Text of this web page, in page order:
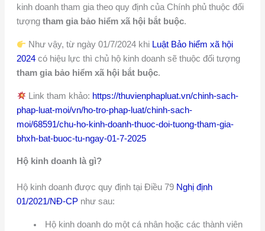
kinh doanh tham gia theo quy định của Chính phủ thuộc đối
tượng tham gia bảo hiểm xã hội bắt buộc.
Như vậy, từ ngày 01/7/2024 khi Luật Bảo hiểm xã hội
2024có hiệu lực thì chủ hộ kinh doanh sẽ thuộc đối tượng
tham gia bảo hiểm xã hội bắt buộc.
Link tham khảo: https://thuvienphapluat.vn/chinh-sach-
phap-luat-moi/vn/ho-tro-phap-luat/chinh-sach-
moi/68591/chu-ho-kinh-doanh-thuoc-doi-tuong-tham-gia-
bhxh-bat-buoc-tu-ngay-01-7-2025
Hộ kinh doanh là gì?
Hộ kinh doanh được quy định tại Điều 79 Nghị định
01/2021/NĐ-CPnhư sau:
Hộ kinh doanh do một cá nhân hoặc các thành viên